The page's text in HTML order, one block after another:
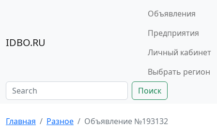
IDBO.RU
Объявления
Предприятия
Личный кабинет
Выбрать регион
Поиск
Главная Разное Объявление №193132